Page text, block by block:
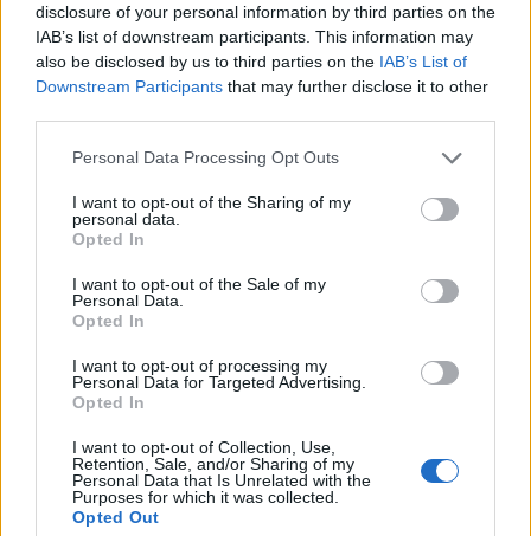
disclosure of your personal information by third parties on the
IAB’s list of downstream participants. This information may
also be disclosed by us to third parties on the IAB’s List of
Downstream Participants that may further disclose it to other
Personal Data Processing Opt Outs
I want to opt-out of the Sharing of my
personal data.
Opted In
I want to opt-out of the Sale of my
Personal Data.
Opted In
I want to opt-out of processing my
Personal Data for Targeted Advertising.
Opted In
I want to opt-out of Collection, Use,
Retention, Sale, and/or Sharing of my
Personal Data that Is Unrelated with the
Purposes for which it was collected.
Opted Out
redakce - 15. 5. 2024
STŘEDNÍ ČECHY/PŘÍBRAM - Dalších více než 240 milionů korun chce
Středočeský kraj v letošním roce dát na investice do krajských
nemocnic. Žádosti jednotlivých nemocnic...
z Příbramska o téměř 180 tisíc
Radek Ctibor - 15. 3. 2024
PŘÍBRAMSKO - O téměř 180 tisíc korun přišla 55letá žena z Příbramska.